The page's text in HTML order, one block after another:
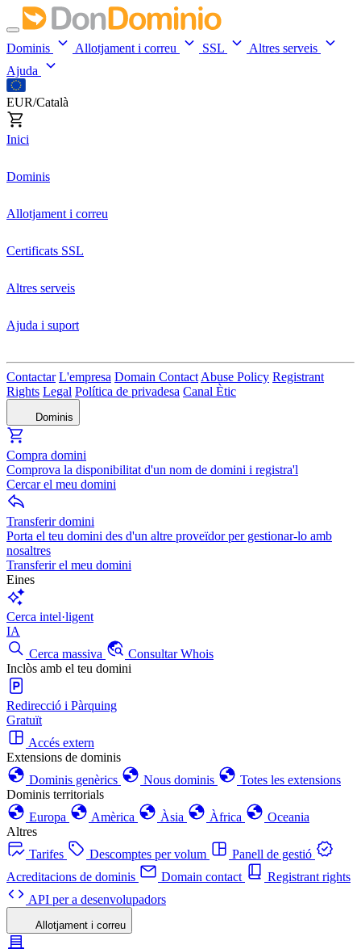
Dominis Allotjament i correu SSL
Altres serveis
Ajuda
EUR/Català
Inici
Dominis
Allotjament i correu
Certificats SSL
Altres serveis
Ajuda i suport
Contactar L'empresa Domain Contact Abuse Policy Registrant
Rights Legal Política de privadesa Canal Ètic
Dominis
Compra domini
Comprova la disponibilitat d'un nom de domini i registra'l
Cercar el meu domini
Transferir domini
Porta el teu domini des d'un altre proveïdor per gestionar-lo amb
nosaltres
Transferir el meu domini
Eines
Cerca intel·ligent
IA
Cerca massiva
Consultar Whois
Inclòs amb el teu domini
Redirecció i Pàrquing
Gratuït
Accés extern
Extensions de dominis
Dominis genèrics
Nous dominis
Totes les extensions
Dominis territorials
Europa
Amèrica Àsia Àfrica
Oceania
Altres
Tarifes
Descomptes per volum
Panell de gestió
Acreditacions de dominis
Domain contact
Registrant rights
API per a desenvolupadors
Allotjament i correu